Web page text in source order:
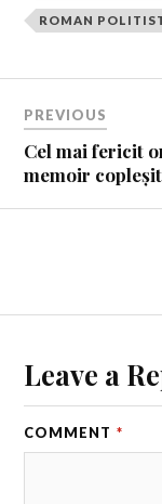
ROMAN
PREVIOUS
Cel mai fericit
memoir
Leave a
COMMENT *